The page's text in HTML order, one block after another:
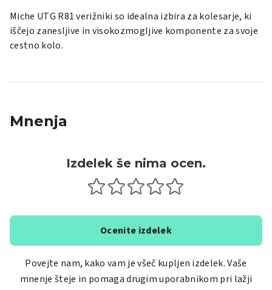
Miche UTG R81 verižniki so idealna izbira za kolesarje, ki
iščejo zanesljive in visokozmogljive komponente za svoje
cestno kolo.
Mnenja
Izdelek še nima ocen.
Ocenite izdelek
Povejte nam, kako vam je všeč kupljen izdelek. Vaše
mnenje šteje in pomaga drugim uporabnikom pri lažji